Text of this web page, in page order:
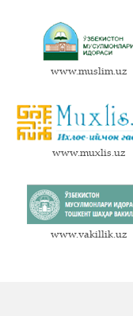
www.muslim.uz
www.muxlis.uz
www.vakillik.uz